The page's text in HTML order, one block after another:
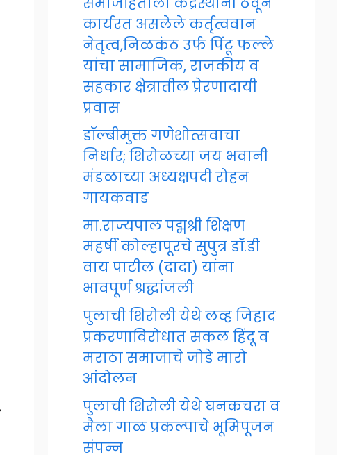
कार्यरत असलेले कर्तृत्ववान
नेतृत्व,निळकंठ उर्फ पिंटू फल्ले
यांचा सामाजिक, राजकीय व
सहकार क्षेत्रातील प्रेरणादायी
प्रवास
डॉल्बीमुक्त गणेशोत्सवाचा
निर्धार; शिरोळच्या जय भवानी
मंडळाच्या अध्यक्षपदी रोहन
गायकवाड
मा.राज्यपाल पद्मश्री शिक्षण
महर्षी कोल्हापूरचे सुपुत्र डॉ.डी
वाय पाटील (दादा) यांना
भावपूर्ण श्रद्धांजली
पुलाची शिरोली येथे लव्ह जिहाद
प्रकरणाविरोधात सकल हिंदू व
मराठा समाजाचे जोडे मारो
आंदोलन
पुलाची शिरोली येथे घनकचरा व
मैला गाळ प्रकल्पाचे भूमिपूजन
संपन्न